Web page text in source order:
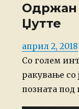
Одржан
Џутте
Posted
on
април 2, 2018
Со голем
ракување со
позната под